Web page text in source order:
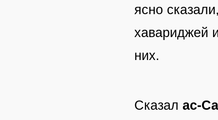
ясно
хавариджей
них.
Сказал ас-